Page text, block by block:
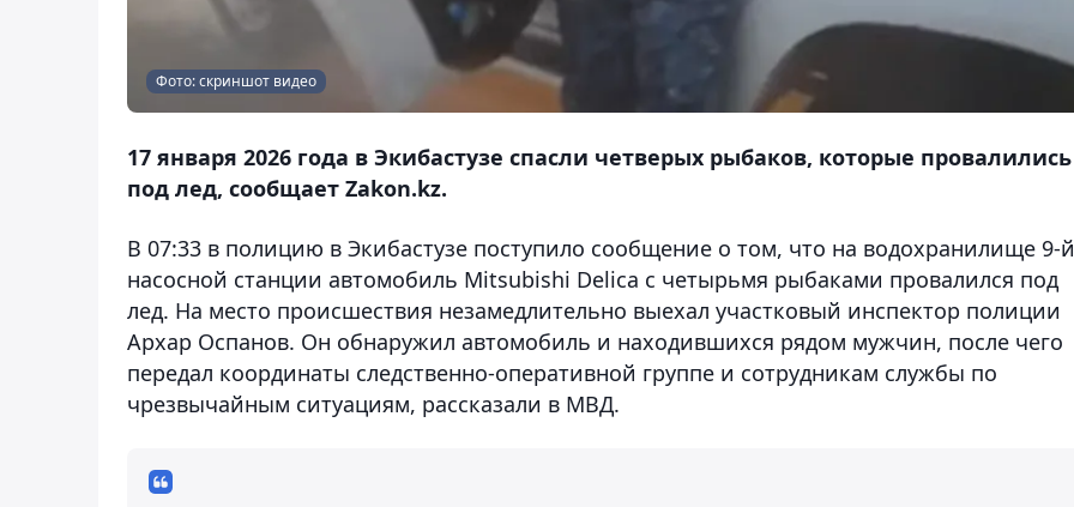
Фото: скриншот видео
17 января 2026 года в Экибастузе спасли четверых рыбаков, которые провалились
под лед, сообщает Zakon.kz.
В 07:33 в полицию в Экибастузе поступило сообщение о том, что на водохранилище 9-й
насосной станции автомобиль Mitsubishi Delica с четырьмя рыбаками провалился под
лед. На место происшествия незамедлительно выехал участковый инспектор полиции
Архар Оспанов. Он обнаружил автомобиль и находившихся рядом мужчин, после чего
передал координаты следственно-оперативной группе и сотрудникам службы по
чрезвычайным ситуациям, рассказали в МВД.